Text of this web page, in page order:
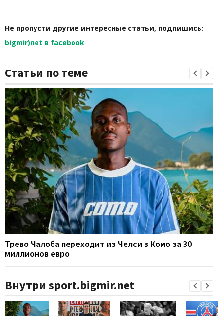
Не пропусти другие интересные статьи, подпишись:
bigmir)net в facebook
Статьи по теме
Трево Чалоба переходит из Челси в Комо за 30
миллионов евро
Внутри sport.bigmir.net